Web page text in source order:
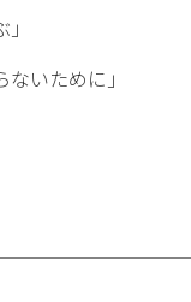
いために」